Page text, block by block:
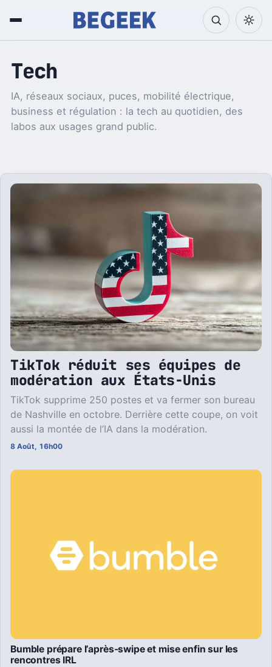
Tech
IA, réseaux sociaux, puces, mobilité électrique,
business et régulation : la tech au quotidien, des
labos aux usages grand public.
TikTok réduit ses équipes de
modération aux États-Unis
TikTok supprime 250 postes et va fermer son bureau
de Nashville en octobre. Derrière cette coupe, on voit
aussi la montée de l’IA dans la modération.
8 Août, 16h00
Bumble prépare l’après-swipe et mise enfin sur les
rencontres IRL